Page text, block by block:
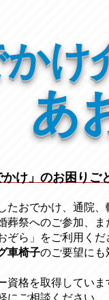
け
あ
かけ」のお困りご
たおでかけ、通院
葬祭へのご参加、ま
ぞら」をご利用くだ
車椅子のご要望にも
資格を取得してい
にご相談ください